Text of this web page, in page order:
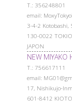
Т.: 356248801
email:
3-4-2 Kotobashi,
130-0022 TOKIO
JAPON
NEW MIYAKO
Т.: 756617111
email:
17, Nishikujo-
601-8412 KIOTO